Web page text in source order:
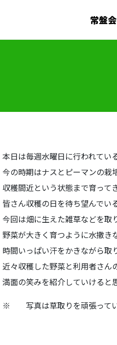
常盤
本日は毎週水曜日に行われてい
今の時期はナスとピーマンの栽
収穫間近という状態まで育って
皆さん収穫の日を待ち望んでい
今回は畑に生えた雑草などを取
野菜が大きく育つように水撒き
時間いっぱい汗をかきながら取
近々収穫した野菜と利用者さん
満面の笑みを紹介していけると
※ 写真は草取りを頑張っ